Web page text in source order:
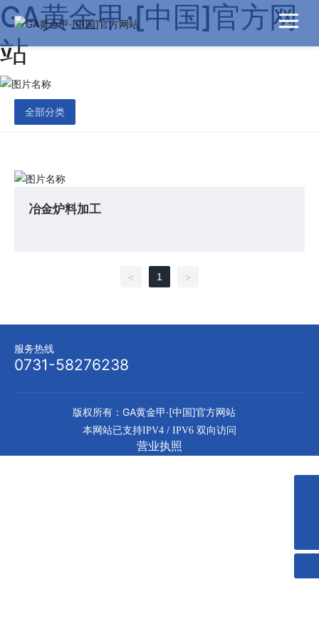
GA黄金甲·[中国]官方网
站
全部分类
冶金炉料加工
< 1 >
服务热线
0731-58276238
版权所有：GA黄金甲·[中国]官方网站
本网站已支持IPV4 / IPV6 双向访问
营业执照